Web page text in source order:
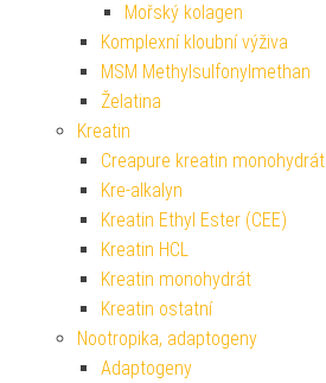
Mořský kolagen
Komplexní kloubní výživa
MSM Methylsulfonylmethan
Želatina
Kreatin
Creapure kreatin monohydrát
Kre-alkalyn
Kreatin Ethyl Ester (CEE)
Kreatin HCL
Kreatin monohydrát
Kreatin ostatní
Nootropika, adaptogeny
Adaptogeny